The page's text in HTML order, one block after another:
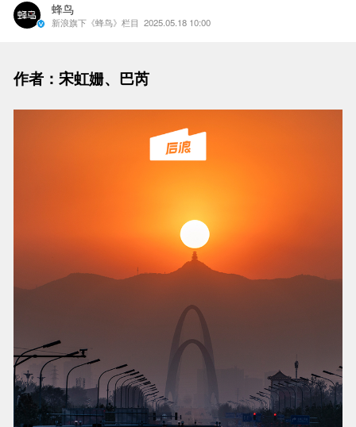
蜂鸟
新浪旗下《蜂鸟》栏目 2025.05.18 10:00
作者：宋虹姗、巴芮